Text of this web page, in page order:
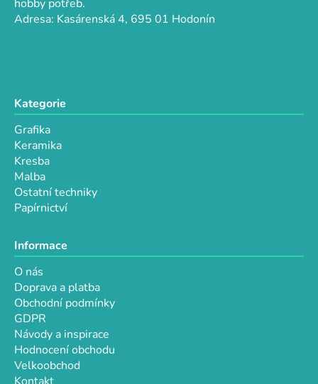
hobby potřeb.
Adresa: Kasárenská 4, 695 01 Hodonín
Kategorie
Grafika
Keramika
Kresba
Malba
Ostatní techniky
Papírnictví
Informace
O nás
Doprava a platba
Obchodní podmínky
GDPR
Návody a inspirace
Hodnocení obchodu
Velkoobchod